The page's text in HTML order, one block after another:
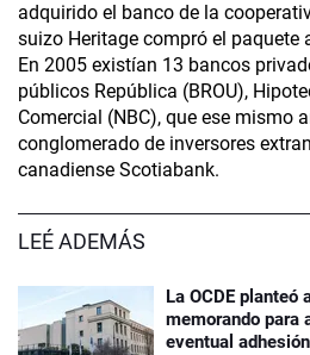
adquirido el banco de la
suizo Heritage compró el paquete
En 2005 existían 13 bancos
públicos República (BROU),
Comercial (NBC), que ese mismo
conglomerado de inversores
canadiense Scotiabank.
LEÉ ADEMÁS
La OCDE planteó
memorando para
eventual adhesión